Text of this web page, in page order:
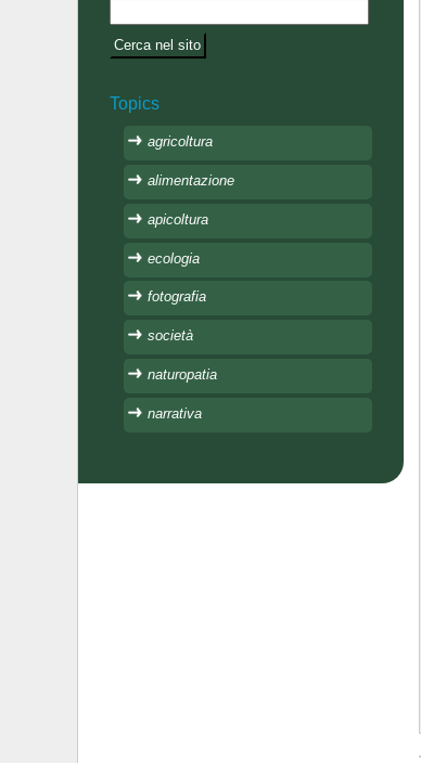
Topics
agricoltura
alimentazione
apicoltura
ecologia
fotografia
società
naturopatia
narrativa